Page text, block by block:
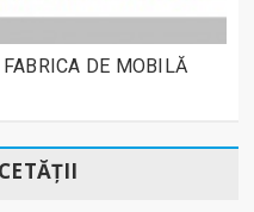
DE MOBILĂ